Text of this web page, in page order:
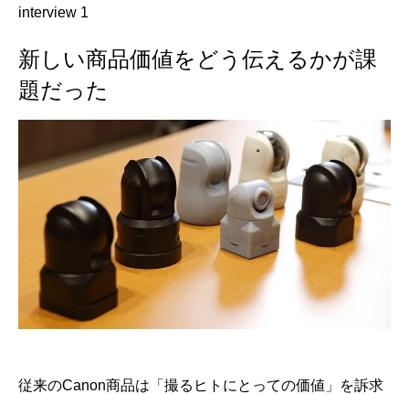
interview 1
新しい商品価値をどう伝えるかが課
題だった
従来のCanon商品は「撮るヒトにとっての価値」を訴求